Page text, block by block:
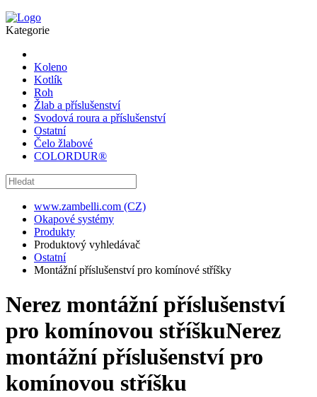
Kategorie
Koleno
Kotlík
Roh
Žlab a příslušenství
Svodová roura a příslušenství
Ostatní
Čelo žlabové
COLORDUR®
www.zambelli.com (CZ)
Okapové systémy
Produkty
Produktový vyhledávač
Ostatní
Montážní příslušenství pro komínové stříšky
Nerez montážní příslušenství
pro komínovou stříškuNerez
montážní příslušenství pro
komínovou stříšku